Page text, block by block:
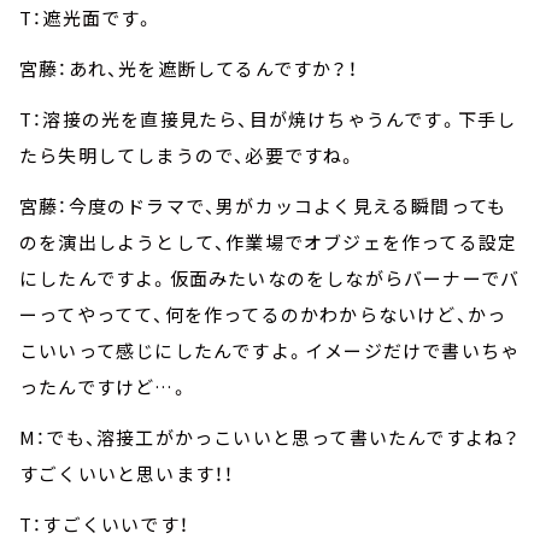
T：遮光面です。
宮藤：あれ、光を遮断してるんですか？！
T：溶接の光を直接見たら、目が焼けちゃうんです。下手し
たら失明してしまうので、必要ですね。
宮藤：今度のドラマで、男がカッコよく見える瞬間っても
のを演出しようとして、作業場でオブジェを作ってる設定
にしたんですよ。仮面みたいなのをしながらバーナーでバ
ーってやってて、何を作ってるのかわからないけど、かっ
こいいって感じにしたんですよ。イメージだけで書いちゃ
ったんですけど…。
M：でも、溶接工がかっこいいと思って書いたんですよね？
すごくいいと思います！！
T：すごくいいです！